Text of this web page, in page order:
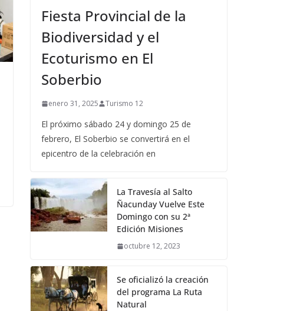
Fiesta Provincial de la
Biodiversidad y el
Ecoturismo en El
Soberbio
enero 31, 2025 Turismo 12
El próximo sábado 24 y domingo 25 de
febrero, El Soberbio se convertirá en el
epicentro de la celebración en
La Travesía al Salto
Ñacunday Vuelve Este
Domingo con su 2ª
Edición Misiones
octubre 12, 2023
Se oficializó la creación
del programa La Ruta
Natural